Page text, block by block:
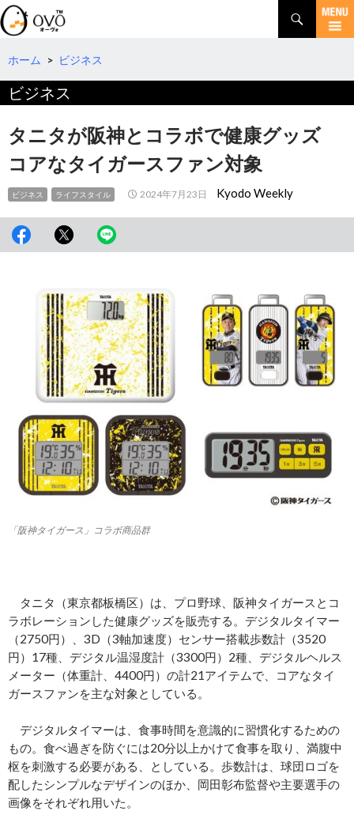
検
索
コ
テ
へ
ホーム > ビジネス
ビジネス
タニタが阪神とコラボで健康グッズ
コアなタイガースファン対象
ビジネス ライフスタイル 2024年7月23日 Kyodo Weekly
「阪神タイガース」コラボ商品群
タニタ（東京都板橋区）は、プロ野球、阪神タイガースとコ
ラボレーションした健康グッズを販売する。デジタルタイマー
（2750円）、3D（3軸加速度）センサー搭載歩数計（3520
円）17種、デジタル温湿度計（3300円）2種、デジタルヘルス
メーター（体重計、4400円）の計21アイテムで、コアなタイ
ガースファンを主な対象としている。
デジタルタイマーは、食事時間を意識的に習慣化するための
もの。食べ過ぎを防ぐには20分以上かけて食事を取り、満腹中
枢を刺激する必要がある、としている。歩数計は、球団ロゴを
配したシンプルなデザインのほか、岡田彰布監督や主要選手の
画像をそれぞれ用いた。